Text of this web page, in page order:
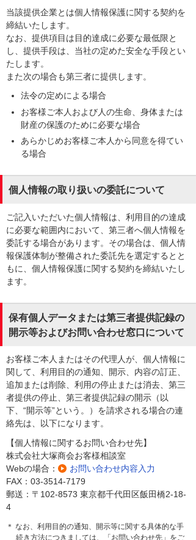
当該提供企業とは個人情報保護に関する契約を
締結いたします。
なお、提供項目は目的達成に必要な最低限と
し、提供手段は、当社の定めた安全な手段とい
たします。
また次の場合も第三者に提供します。
法令の定めによる場合
お客様ご本人および人の生命、身体または
財産の保護のために必要な場合
あらかじめお客様ご本人から同意を得てい
る場合
個人情報の取り扱いの委託について
ご記入いただいた個人情報は、利用目的の達成
に必要な範囲内において、第三者へ個人情報を
委託する場合があります。その場合は、個人情
報保護体制が整備された委託先を選定するとと
もに、個人情報保護に関する契約を締結いたし
ます。
保有個人データまたは第三者提供記録の
開示等およびお問い合わせ窓口について
お客様ご本人またはその代理人が、個人情報に
関して、利用目的の通知、開示、内容の訂正、
追加または削除、利用の停止または消去、第三
者提供の停止、第三者提供記録の開示（以
下、“開示等”という。）を請求される場合の連
絡先は、以下になります。
【個人情報に関するお問い合わせ先】
株式会社大塚商会お客様相談室
Webの場合：
お問い合わせ内容入力
FAX：03-3514-7179
郵送：〒102-8573 東京都千代田区飯田橋2-18-
4
＊ なお、利用目的の通知、開示等に関する具体的な手
続き方法につきましては、「お問い合わせ先」をご